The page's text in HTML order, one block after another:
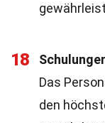
18
Das
den